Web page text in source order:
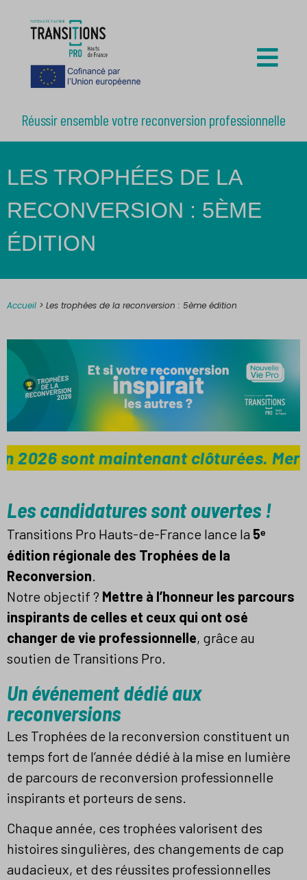
Réussir ensemble votre reconversion professionnelle
LES TROPHÉES DE LA
RECONVERSION : 5ÈME
ÉDITION
Accueil > Les trophées de la reconversion : 5ème édition
sont maintenant clôturées. Merci
Les candidatures sont ouvertes !
Transitions Pro Hauts-de-France lance la 5ᵉ
édition régionale des Trophées de la
Reconversion.
Notre objectif ? Mettre à l’honneur les parcours
inspirants de celles et ceux qui ont osé
changer de vie professionnelle, grâce au
soutien de Transitions Pro.
Un événement dédié aux
reconversions
Les Trophées de la reconversion constituent un
temps fort de l’année dédié à la mise en lumière
de parcours de reconversion professionnelle
inspirants et porteurs de sens.
Chaque année, ces trophées valorisent des
histoires singulières, des changements de cap
audacieux, et des réussites professionnelles